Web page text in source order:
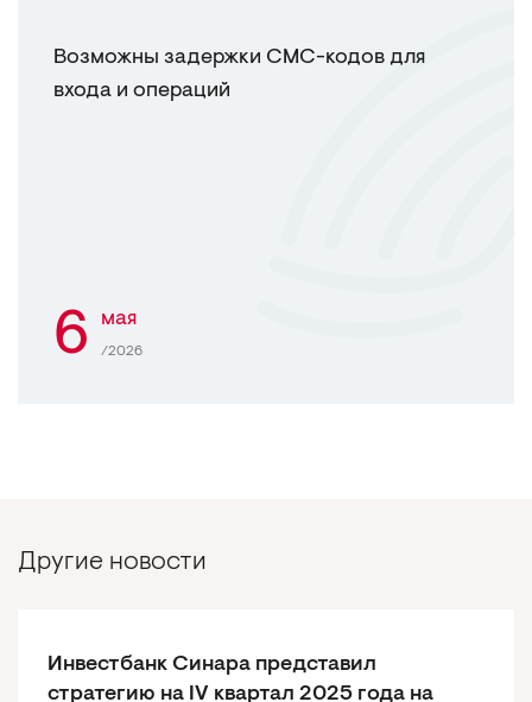
Возможны задержки СМС-кодов для
входа и операций
6 мая
/2026
Другие новости
Инвестбанк Синара представил
стратегию на IV квартал 2025 года на